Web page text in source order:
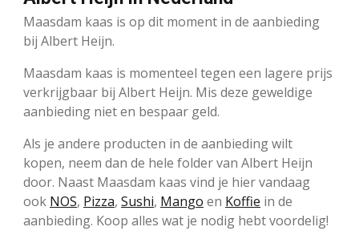
Maasdam kaas is op dit moment in de aanbieding
bij Albert Heijn.
Maasdam kaas is momenteel tegen een lagere prijs
verkrijgbaar bij Albert Heijn. Mis deze geweldige
aanbieding niet en bespaar geld.
Als je andere producten in de aanbieding wilt
kopen, neem dan de hele folder van Albert Heijn
door. Naast Maasdam kaas vind je hier vandaag
ook NOS, Pizza, Sushi, Mango en Koffie in de
aanbieding. Koop alles wat je nodig hebt voordelig!